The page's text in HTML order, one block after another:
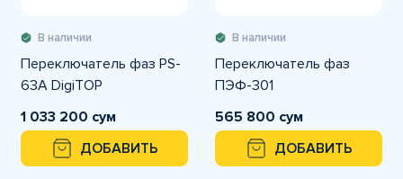
В наличии
Переключатель фаз PS-
63A DigiTOP
1 033 200 сум
ДОБАВИТЬ
В наличии
Переключатель фаз
ПЭФ-301
565 800 сум
ДОБАВИТЬ